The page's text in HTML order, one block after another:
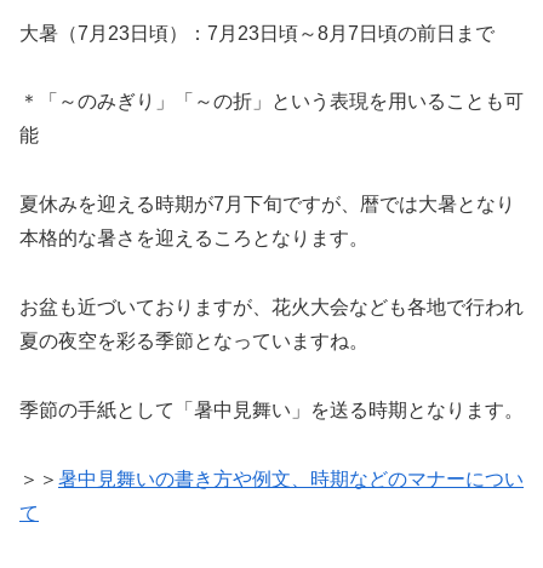
大暑（7月23日頃）：7月23日頃～8月7日頃の前日まで
＊「～のみぎり」「～の折」という表現を用いることも可
能
夏休みを迎える時期が7月下旬ですが、暦では大暑となり
本格的な暑さを迎えるころとなります。
お盆も近づいておりますが、花火大会なども各地で行われ
夏の夜空を彩る季節となっていますね。
季節の手紙として「暑中見舞い」を送る時期となります。
＞＞ 暑中見舞いの書き方や例文、時期などのマナーについ
て